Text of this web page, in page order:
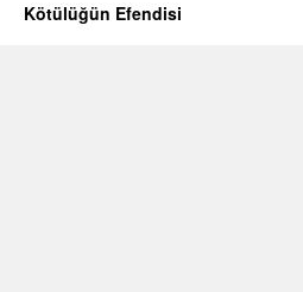
Kötülüğün Efendisi